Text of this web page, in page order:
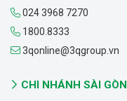
024 3968 7270
1800.8333
3qonline@3qgroup.vn
CHI NHÁNH SÀI GÒN